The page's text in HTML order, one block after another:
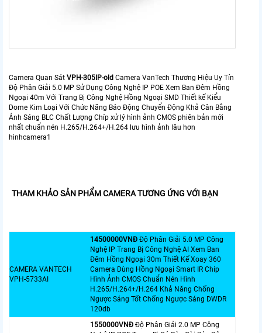
Camera Quan Sát VPH-305IP-old Camera VanTech Thương Hiệu Uy Tín
Độ Phân Giải 5.0 MP Sử Dụng Công Nghệ IP POE Xem Ban Đêm Hồng
Ngoại 40m Với Trang Bị Công Nghệ Hồng Ngoại SMD Thiết kế Kiểu
Dome Kim Loại Với Chức Năng Báo Động Chuyển Động Khả Cân Bằng
Ánh Sáng BLC Chất Lượng Chíp xử lý hình ảnh CMOS phiên bản mới
nhất chuẩn nén H.265/H.264+/H.264 lưu hình ảnh lâu hơn
hinhcamera1
THAM KHẢO SẢN PHẨM CAMERA TƯƠNG ỨNG VỚI BẠN
CAMERA VANTECH
VPH-5733AI
14500000VNÐ Độ Phân Giải 5.0 MP Công
Nghệ IP Trang Bị Công Nghệ AI Xem Ban
Đêm Hồng Ngoại 30m Thiết Kế Xoay 360
Camera Dùng Hồng Ngoại Smart IR Chip
Hình Ảnh CMOS Chuẩn Nén Hình
H.265/H.264+/H.264 Khả Năng Chống
Ngược Sáng Tốt Chống Ngược Sáng DWDR
120db
1550000VNÐ Độ Phân Giải 2.0 MP Công